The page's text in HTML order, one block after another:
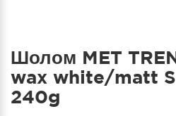
Шолом MET
wax white/matt
240g